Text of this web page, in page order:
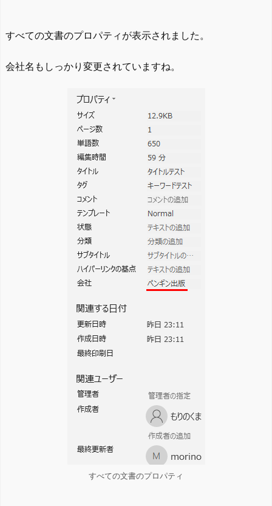
すべての文書のプロパティが表示されました。
会社名もしっかり変更されていますね。
すべての文書のプロパティ